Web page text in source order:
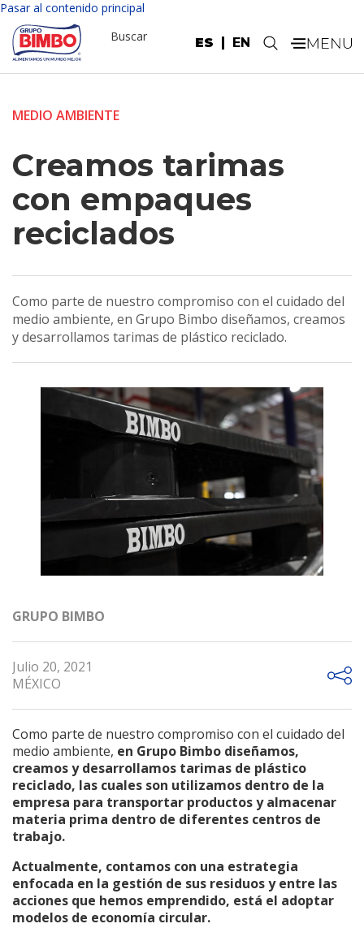
Pasar al contenido principal
ES EN
Buscar .
MEDIO AMBIENTE
Creamos tarimas
con empaques
reciclados
Como parte de nuestro compromiso con el cuidado del
medio ambiente, en Grupo Bimbo diseñamos, creamos
y desarrollamos tarimas de plástico reciclado.
GRUPO BIMBO
Julio 20, 2021
MÉXICO
Como parte de nuestro compromiso con el cuidado del
medio ambiente, en Grupo Bimbo diseñamos,
creamos y desarrollamos tarimas de plástico
reciclado, las cuales son utilizamos dentro de la
empresa para transportar productos y almacenar
materia prima dentro de diferentes centros de
trabajo.
Actualmente, contamos con una estrategia
enfocada en la gestión de sus residuos y entre las
acciones que hemos emprendido, está el adoptar
modelos de economía circular.